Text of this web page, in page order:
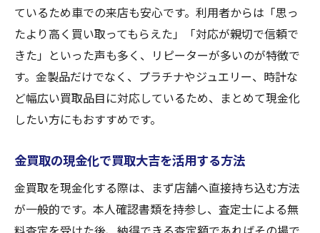
ているため車での来店も安心です。利用者からは「思っ
たより高く買い取ってもらえた」「対応が親切で信頼で
きた」といった声も多く、リピーターが多いのが特徴で
す。金製品だけでなく、プラチナやジュエリー、時計な
ど幅広い買取品目に対応しているため、まとめて現金化
したい方にもおすすめです。
金買取の現金化で買取大吉を活用する方法
金買取を現金化する際は、まず店舗へ直接持ち込む方法
が一般的です。本人確認書類を持参し、査定士による無